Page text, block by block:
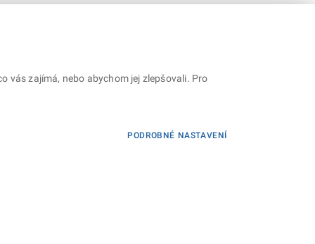
vás zajímá, nebo abychom jej zlepšovali. Pro
PODROBNÉ NASTAVENÍ